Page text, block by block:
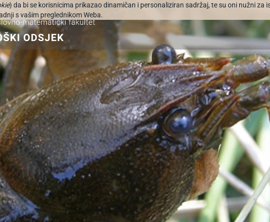
) da bi se korisnicima prikazao dinamičan i personaliziran sadržaj, te su oni nužni za
s vašim preglednikom Weba.